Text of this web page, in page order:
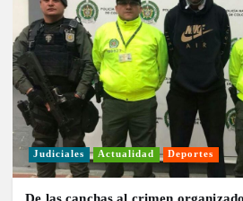
Judiciales Actualidad Deportes